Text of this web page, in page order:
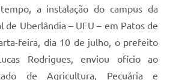
a instalação do campus da
de Uberlândia – UFU – em Patos de
feira, dia 10 de julho, o prefeito
Rodrigues, enviou ofício ao
de Agricultura, Pecuária e